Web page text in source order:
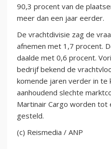
90,3 procent van de
meer dan een jaar eerder.
De vrachtdivisie zag de
afnemen met 1,7 procent.
daalde met 0,6 procent.
bedrijf bekend de
komende jaren verder in te
aanhoudend slechte
Martinair Cargo worden tot
gesteld.
(c) Reismedia / ANP